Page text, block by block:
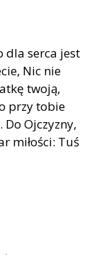
dla serca jest
Nic nie
twoją,
przy tobie
Ojczyzny,
miłości: Tuś